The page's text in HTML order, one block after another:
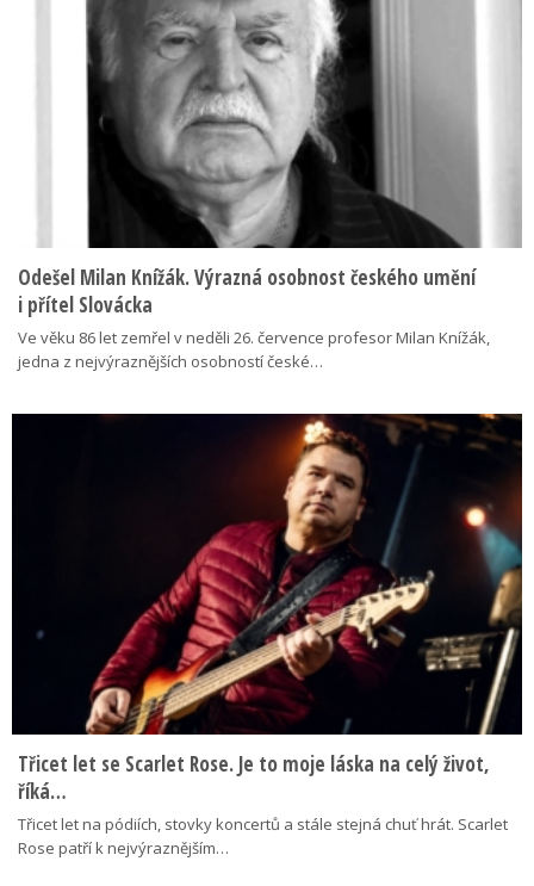
Odešel Milan Knížák. Výrazná osobnost českého umění
i přítel Slovácka
Ve věku 86 let zemřel v neděli 26. července profesor Milan Knížák,
jedna z nejvýraznějších osobností české…
Třicet let se Scarlet Rose. Je to moje láska na celý život,
říká…
Třicet let na pódiích, stovky koncertů a stále stejná chuť hrát. Scarlet
Rose patří k nejvýraznějším…